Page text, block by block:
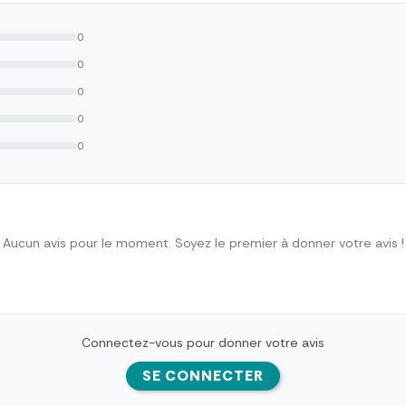
0
0
0
0
0
Aucun avis pour le moment. Soyez le premier à donner votre avis !
Connectez-vous pour donner votre avis
SE CONNECTER